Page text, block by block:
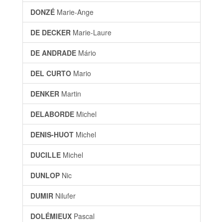
DONZÉ Marie-Ange
DE DECKER Marie-Laure
DE ANDRADE Mário
DEL CURTO Mario
DENKER Martin
DELABORDE Michel
DENIS-HUOT Michel
DUCILLE Michel
DUNLOP Nic
DUMIR Nilufer
DOLÉMIEUX Pascal